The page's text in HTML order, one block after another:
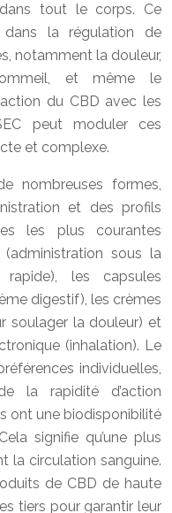
dans tout le corps. Ce
la régulation de
notamment la douleur,
et même le
du CBD avec les
peut moduler ces
et complexe.
nombreuses formes,
et des profils
les plus courantes
sous la
les capsules
digestif), les crèmes
soulager la douleur) et
(inhalation). Le
individuelles,
la rapidité d’action
ont une biodisponibilité
signifie qu’une plus
la circulation sanguine.
de CBD de haute
tiers pour garantir leur